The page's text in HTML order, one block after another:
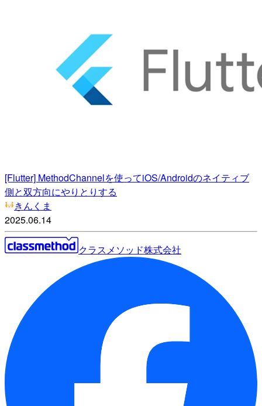
[Flutter] MethodChannelを使ってiOS/Androidのネイティブ
側と双方向にやりとりする
きんくま
2025.06.14
クラスメソッド株式会社